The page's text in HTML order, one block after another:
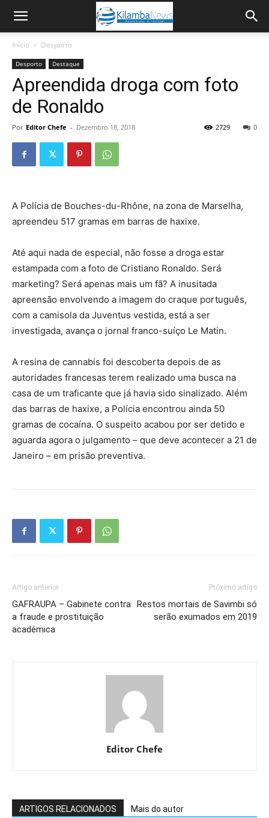
Início Desporto
Desporto Destaque
Apreendida droga com foto
de Ronaldo
Por Editor Chefe - Dezembro 18, 2018 0
2729
A Polícia de Bouches-du-Rhône, na zona de Marselha,
apreendeu 517 gramas em barras de haxixe.
Até aqui nada de especial, não fosse a droga estar
estampada com a foto de Cristiano Ronaldo. Será
marketing? Será apenas mais um fã? A inusitada
apreensão envolvendo a imagem do craque português,
com a camisola da Juventus vestida, está a ser
investigada, avança o jornal franco-suíço Le Matin.
A resina de cannabis foi descoberta depois de as
autoridades francesas terem realizado uma busca na
casa de um traficante que já havia sido sinalizado. Além
das barras de haxixe, a Polícia encontrou ainda 50
gramas de cocaína. O suspeito acabou por ser detido e
aguarda agora o julgamento – que deve acontecer a 21 de
Janeiro – em prisão preventiva.
Artigo anterior
GAFRAUPA – Gabinete contra
a fraude e prostituição
académica
Próximo artigo
Restos mortais de Savimbi só
serão exumados em 2019
Editor Chefe
ARTIGOS RELACIONADOS Mais do autor